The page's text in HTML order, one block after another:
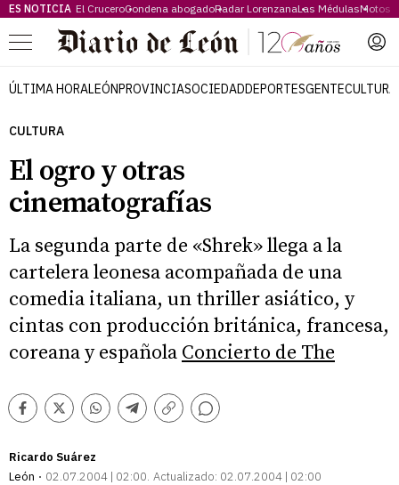
ES NOTICIA El CruceroCondena abogadoRadar LorenzanaLas MédulasMotos
Menú
ÚLTIMA HORALEÓNPROVINCIASOCIEDADDEPORTESGENTECULTURA
CULTURA
El ogro y otras
cinematografías
La segunda parte de «Shrek» llega a la
cartelera leonesa acompañada de una
comedia italiana, un thriller asiático, y
cintas con producción británica, francesa,
coreana y española Concierto de The
Facebook
TwitterWhatsappTelegram
Copiar
Comentarios
Ricardo Suárez
León
02.07.2004 | 02:00 Actualizado: 02.07.2004 | 02:00